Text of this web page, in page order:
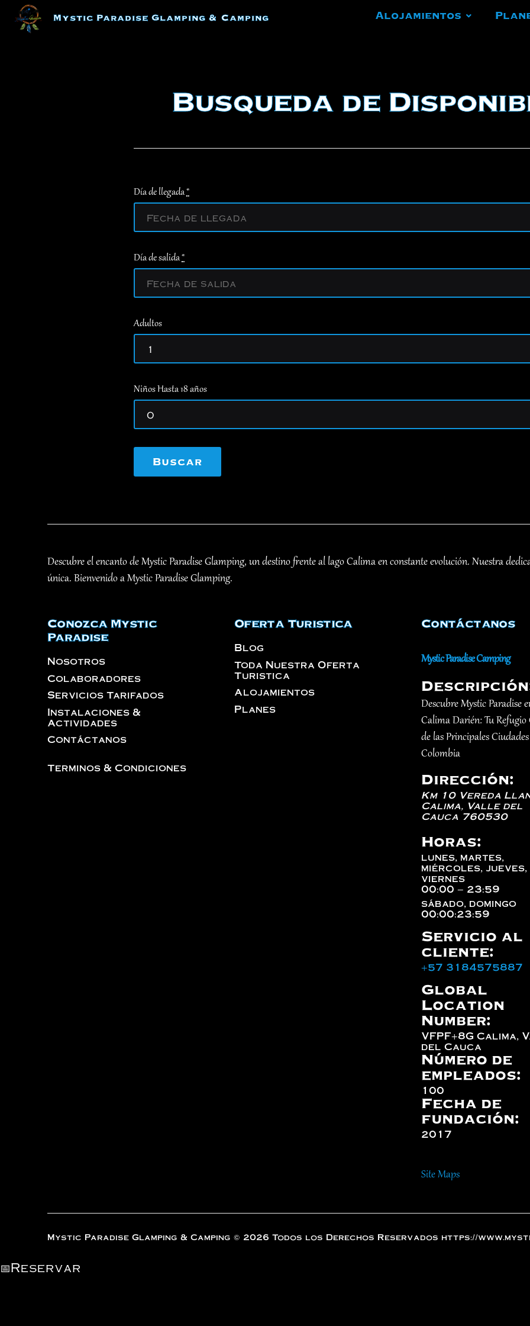
Skip
to
content
Mystic Paradise Glamping & Camping Alojamientos
Busqueda de
Día de llegada*
Día de salida*
Adultos
Niños Hasta 18 años
Descubre el encanto de Mystic Paradise Glamping, un destino frente al lago Calima en constante evolución. Nuestra
única. Bienvenido a Mystic Paradise Glamping.
Conozca Mystic
Paradise
Nosotros
Colaboradores
Servicios Tarifados
Instalaciones &
Actividades
Contáctanos
Terminos & Condiciones
Oferta Turistica
Blog
Toda Nuestra Oferta
Turistica
Alojamientos
Planes
Contáctanos
Mystic Paradise Camping
Descubre Mystic Paradise
Calima Darién: Tu Refugio
de las Principales
Colombia
Dirección:
Km 10 Vereda
Calima, Valle del
Cauca 760530
Horas:
lunes, martes,
miércoles, jueves,
viernes
00:00 – 23:59
sábado, domingo
00:00:23:59
Servicio al
cliente:
+57 3184575887
Global
Location
Number:
VFPF+8G Calima,
del Cauca
Número de
empleados:
100
Fecha de
fundación:
2017
Site Maps
Mystic Paradise Glamping & Camping © 2026 Todos los Derechos Reservados https://
📅Reservar